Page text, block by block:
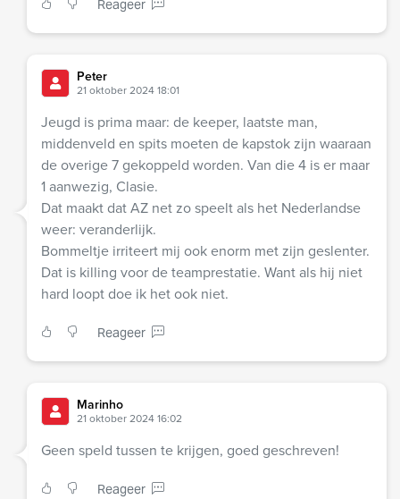
Reageer
Peter
21 oktober 2024 18:01
Jeugd is prima maar: de keeper, laatste man,
middenveld en spits moeten de kapstok zijn waaraan
de overige 7 gekoppeld worden. Van die 4 is er maar
1 aanwezig, Clasie.
Dat maakt dat AZ net zo speelt als het Nederlandse
weer: veranderlijk.
Bommeltje irriteert mij ook enorm met zijn geslenter.
Dat is killing voor de teamprestatie. Want als hij niet
hard loopt doe ik het ook niet.
Reageer
Marinho
21 oktober 2024 16:02
Geen speld tussen te krijgen, goed geschreven!
Reageer